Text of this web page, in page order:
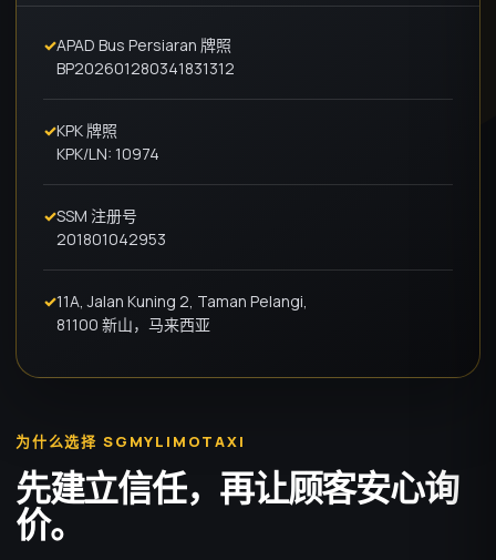
✓APAD Bus Persiaran 牌照
BP202601280341831312
✓KPK 牌照
KPK/LN: 10974
✓SSM 注册号
201801042953
✓11A, Jalan Kuning 2, Taman Pelangi,
81100 新山，马来西亚
为什么选择 SGMYLIMOTAXI
先建立信任，再让顾客安心询
价。